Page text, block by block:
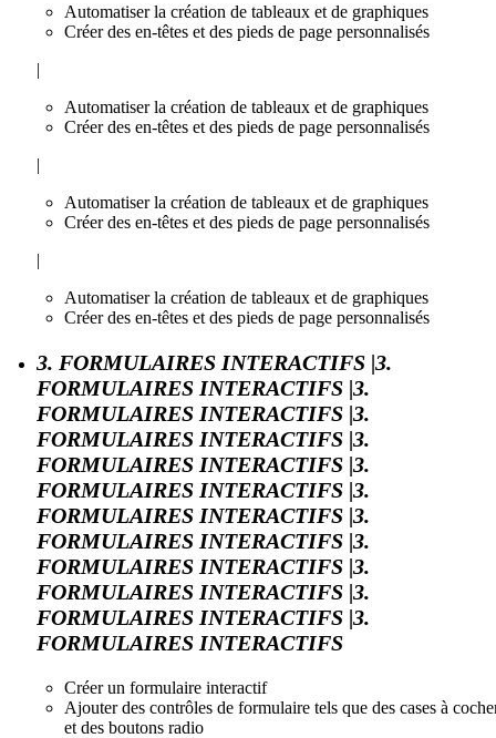
Automatiser la création de tableaux et de graphiques
Créer des en-têtes et des pieds de page personnalisés
|
Automatiser la création de tableaux et de graphiques
Créer des en-têtes et des pieds de page personnalisés
|
Automatiser la création de tableaux et de graphiques
Créer des en-têtes et des pieds de page personnalisés
|
Automatiser la création de tableaux et de graphiques
Créer des en-têtes et des pieds de page personnalisés
3. FORMULAIRES INTERACTIFS |3.
FORMULAIRES INTERACTIFS |3.
FORMULAIRES INTERACTIFS |3.
FORMULAIRES INTERACTIFS |3.
FORMULAIRES INTERACTIFS |3.
FORMULAIRES INTERACTIFS |3.
FORMULAIRES INTERACTIFS |3.
FORMULAIRES INTERACTIFS |3.
FORMULAIRES INTERACTIFS |3.
FORMULAIRES INTERACTIFS |3.
FORMULAIRES INTERACTIFS |3.
FORMULAIRES INTERACTIFS
Créer un formulaire interactif
Ajouter des contrôles de formulaire tels que des cases à
et des boutons radio